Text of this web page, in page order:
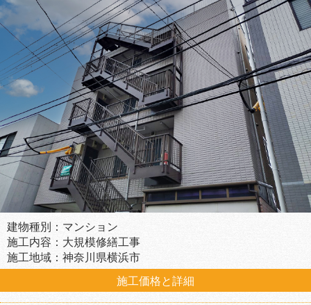
建物種別：マンション
施工内容：大規模修繕工事
施工地域：神奈川県横浜市
施工価格と詳細